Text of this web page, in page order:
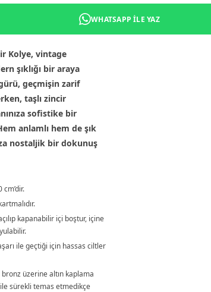
WHATSAPP ILE YAZ
Kolye, vintage
şıklığı bir araya
geçmişin zarif
taşlı zincir
sofistike bir
anlamlı hem de şık
nostaljik bir dokunuş
kapanabilir içi boştur, içine
ile geçtiği için hassas ciltler
üzerine altın kaplama
sürekli temas etmedikçe